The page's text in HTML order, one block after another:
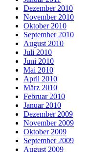
Dezember 2010
November 2010
Oktober 2010
September 2010
August 2010
Juli 2010
Juni 2010
Mai 2010
April 2010
März 2010
Februar 2010
Januar 2010
Dezember 2009
November 2009
Oktober 2009
September 2009
August 2009